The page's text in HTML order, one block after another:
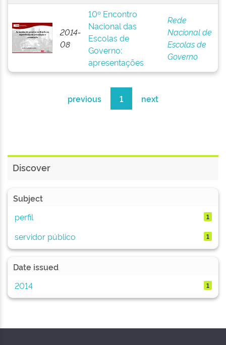
2014-
08
10º Encontro
Nacional das
Escolas de
Governo:
apresentações
Rede
Nacional de
Escolas de
Governo
previous 1 next
Discover
Subject
perfil
1
servidor público 1
Date issued
2014
1